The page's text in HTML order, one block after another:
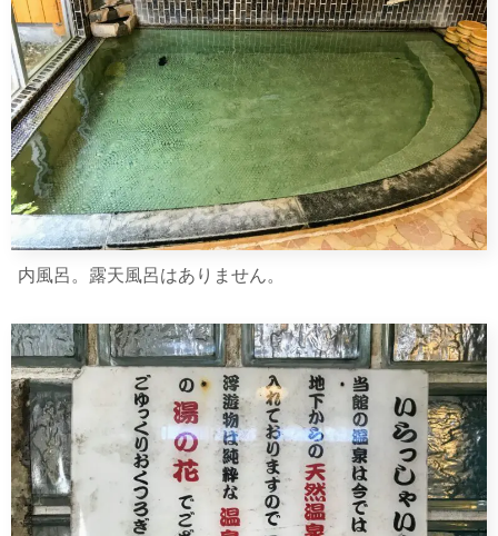
内風呂。露天風呂はありません。